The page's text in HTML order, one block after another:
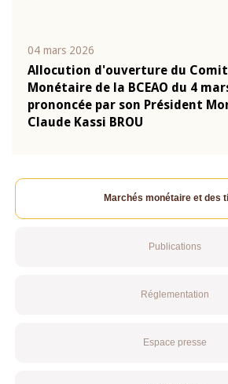
04 mars 2026
Allocution d'ouverture du
Monétaire de la BCEAO du 4
prononcée par son Président
Claude Kassi BROU
Marchés monétaire et des
Publications
Réglementation
Espace presse